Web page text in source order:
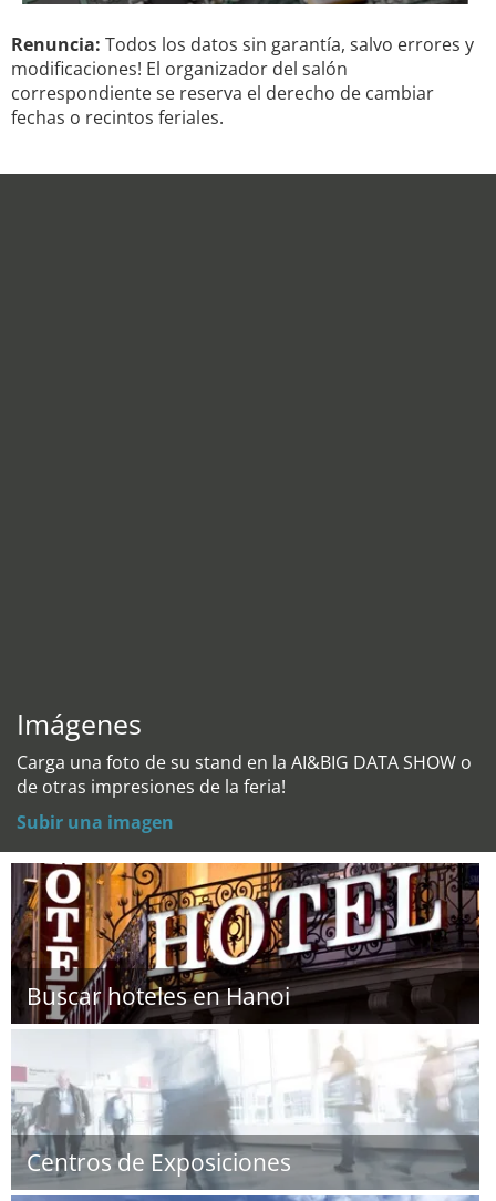
Renuncia: Todos los datos sin garantía, salvo errores y
modificaciones! El organizador del salón
correspondiente se reserva el derecho de cambiar
fechas o recintos feriales.
Imágenes
Carga una foto de su stand en la AI&BIG DATA SHOW o
de otras impresiones de la feria!
Subir una imagen
Buscar hoteles en Hanoi
Centros de Exposiciones